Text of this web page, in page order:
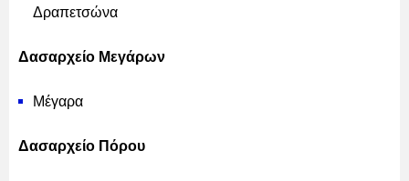
Δραπετσώνα
Δασαρχείο Μεγάρων
Μέγαρα
Δασαρχείο Πόρου